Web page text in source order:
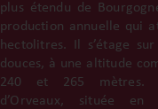
plus étendu de
production annuelle qui
hectolitres. Il s’étage
douces, à une altitude
240 et 265 mètres.
d’Orveaux, située